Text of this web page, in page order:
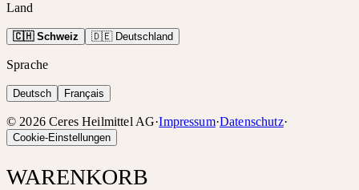
Land
🇨🇭 Schweiz 🇩🇪 Deutschland
Sprache
Deutsch Français
©2026 Ceres Heilmittel AG·Impressum·Datenschutz·
Cookie-Einstellungen
WARENKORB